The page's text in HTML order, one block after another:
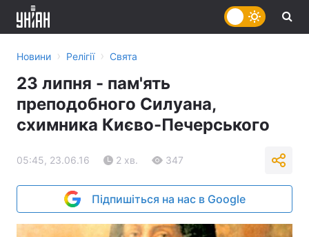
Новини › Релігії › Свята
23 липня - пам'ять
преподобного Силуана,
схимника Києво-Печерського
05:45, 23.06.16 2 хв. 347
Підпишіться на нас в Google